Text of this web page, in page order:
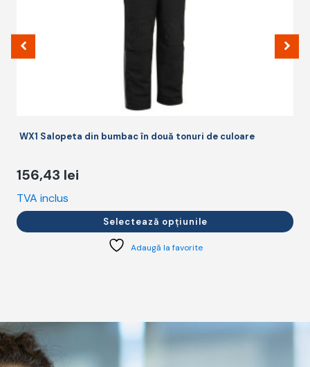
WX1 Salopeta din bumbac în două tonuri de culoare
156,43 lei
TVA inclus
Selectează opțiunile
produsului.
Adaugă la favorite